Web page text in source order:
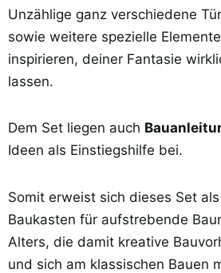
Unzählige ganz verschiedene
sowie weitere spezielle
inspirieren, deiner Fantasie
lassen.
Dem Set liegen auch
Ideen als Einstiegshilfe bei.
Somit erweist sich dieses Set
Baukasten für aufstrebende
Alters, die damit kreative
und sich am klassischen Bauen